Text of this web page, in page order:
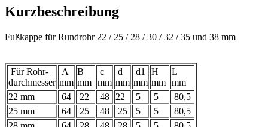
Kurzbeschreibung
Fußkappe für Rundrohr 22 / 25 / 28 / 30 / 32 / 35 und 38 mm
Für Rohr-
durchmesser
A
mm
B
mm
c
mm
d
mm
d1
mm
H
mm
L
mm
22 mm
64 22 48 22 5 5
80,5
25 mm
64 25 48 25 5 5
80,5